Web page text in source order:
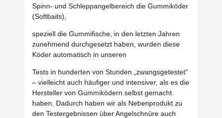
Spinn- und Schleppangelbereich die Gummiköder
(Softbaits),
speziell die Gummifische, in den letzten Jahren
zunehmend durchgesetzt haben, wurden diese
Köder automatisch in unseren
Tests in hunderten von Stunden „zwangsgetestet“
– vielleicht auch häufiger und intensiver, als es die
Hersteller von Gummiködern selbst gemacht
haben. Dadurch haben wir als Nebenprodukt zu
den Testergebnissen über Angelschnüre auch